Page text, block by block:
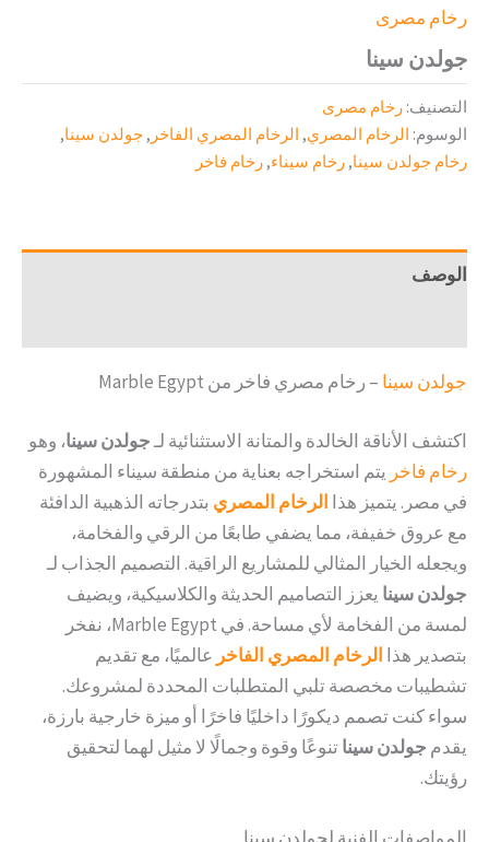
رخام مصرى
جولدن سينا
التصنيف: رخام مصرى
الوسوم: الرخام المصري, الرخام المصري الفاخر , جولدن سينا,
رخام جولدن سينا, رخام سيناء, رخام فاخر
الوصف
جولدن سينا – رخام مصري فاخر من Marble Egypt
اكتشف الأناقة الخالدة والمتانة الاستثنائية لـجولدن سينا، وهو
رخام فاخر يتم استخراجه بعناية من منطقة سيناء المشهورة
في مصر. يتميز هذا الرخام المصري بتدرجاته الذهبية الدافئة
مع عروق خفيفة، مما يضفي طابعًا من الرقي والفخامة،
ويجعله الخيار المثالي للمشاريع الراقية. التصميم الجذاب لـ
جولدن سينا يعزز التصاميم الحديثة والكلاسيكية، ويضيف
لمسة من الفخامة لأي مساحة. في Marble Egypt، نفخر
بتصدير هذا الرخام المصري الفاخر عالميًا، مع تقديم
تشطيبات مخصصة تلبي المتطلبات المحددة لمشروعك.
سواء كنت تصمم ديكورًا داخليًا فاخرًا أو ميزة خارجية بارزة،
يقدم جولدن سينا تنوعًا وقوة وجمالًا لا مثيل لهما لتحقيق
رؤيتك.